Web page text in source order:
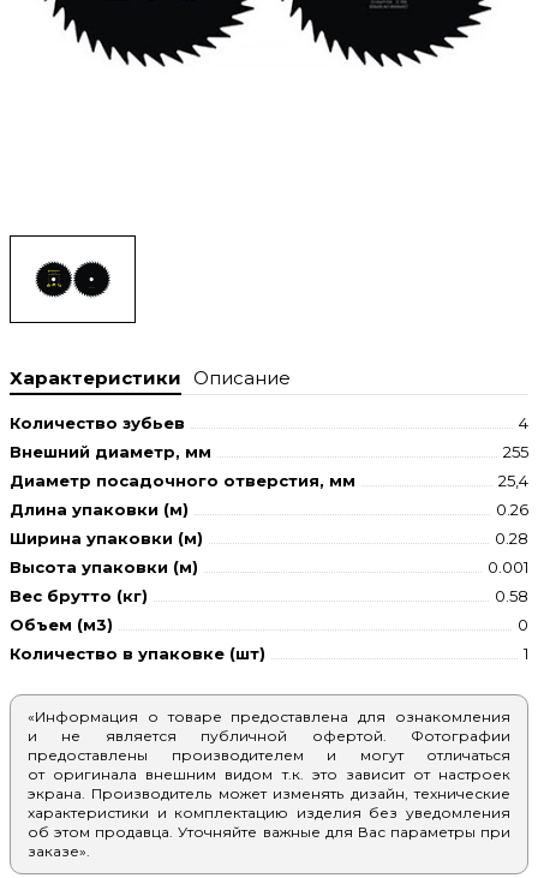
Характеристики Описание
Количество зубьев
4
Внешний диаметр, мм
255
Диаметр посадочного отверстия, мм
25,4
Длина упаковки (м)
0.26
Ширина упаковки (м)
0.28
Высота упаковки (м)
0.001
Вес брутто (кг)
0.58
Объем (м3)
0
Количество в упаковке (шт)
1
«Информация о товаре предоставлена для ознакомления
и не является публичной офертой. Фотографии
предоставлены производителем и могут отличаться
от оригинала внешним видом т.к. это зависит от настроек
экрана. Производитель может изменять дизайн, технические
характеристики и комплектацию изделия без уведомления
об этом продавца. Уточняйте важные для Вас параметры при
заказе».